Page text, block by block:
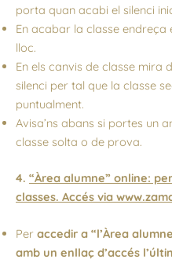
porta quan acabi el silenci
En acabar la classe
lloc.
En els canvis de classe mira
silenci per tal que la classe
puntualment.
Avisa’ns abans si portes un
classe solta o de prova.
4. “Àrea alumne” online:
classes. Accés via
Per accedir a “l’Àrea
amb un enllaç d’accés